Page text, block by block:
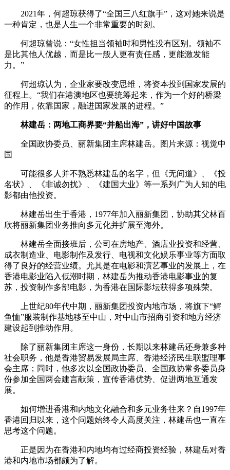
2021年，何超琼获得了“全国三八红旗手”，这对她来说是
一种肯定，也是人生一个非常重要的时刻。
何超琼曾说：“女性担当领袖时和男性没有区别。领袖不
是比其他人优越，而是比一般人更有责任感，更能激发能
力。”
何超琼认为，企业家要改变思维，将资本投到国家发展的
征程上。“我们在港澳地区也要统筹起来，作为一个好的桥梁
的作用，依靠国家，融进国家发展的进程。”
林建岳：两地工商界要“并船出海”，讲好中国故事
全国政协委员、丽新集团主席林建岳。图片来源：视觉中
国
可能很多人并不熟悉林建岳的名字，但《无间道》、《投
名状》、《非诚勿扰》、《建国大业》等一系列广为人知的电
影都由他投资。
林建岳出生于香港，1977年加入丽新集团，协助其父林百
欣将丽新集团业务推向多元化并扩展至海外。
林建岳全面接班后，公司在房地产、酒店业投资和经营、
成衣制造业、电影制作及发行、电视和文化娱乐事业等方面取
得了良好的经营业绩。尤其是在电影和演艺事业的发展上，在
香港电影业陷入低潮时期，林建岳为推动香港电影事业的复
苏，投资制作多部电影，为香港在国际影坛获得多项殊荣。
上世纪80年代中期，丽新集团投资内地市场，将旗下“鳄
鱼恤”服装制作基地移至中山，对中山市招商引资和地方经济
建设起到推动作用。
除了丽新集团主席这一身份，长期以来林建岳还身兼多种
社会职务，他是香港贸易发展局主席、香港经济民生联盟理事
会主席；同时，他多次以全国政协委员、全国政协常务委员身
份参加全国两会建言献策，宣传香港优势、促进两地互通发
展。
如何增进香港和内地文化融合和多元业务往来？自1997年
香港回归以来，这个问题始终令人高度关注，林建岳也一直在
思考这个问题。
正是因为在香港和内地均有过经商投资经验，林建岳对香
港和内地市场都颇为了解。